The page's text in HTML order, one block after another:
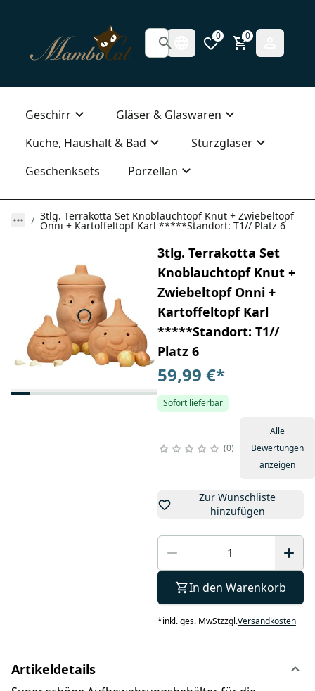
0 0
Geschirr
Gläser & Glaswaren
Küche, Haushalt & Bad
Sturzgläser
Geschenksets
Porzellan
3tlg. Terrakotta Set Knoblauchtopf Knut + Zwiebeltopf
Onni + Kartoffeltopf Karl *****Standort: T1// Platz 6
3tlg. Terrakotta Set
Knoblauchtopf Knut +
Zwiebeltopf Onni +
Kartoffeltopf Karl
*****Standort: T1//
Platz 6
59,99 €*
Sofort lieferbar
0
Alle
Bewertungen
anzeigen
Zur Wunschliste
hinzufügen
In den Warenkorb
*inkl. ges. MwStzzgl.Versandkosten
Artikeldetails